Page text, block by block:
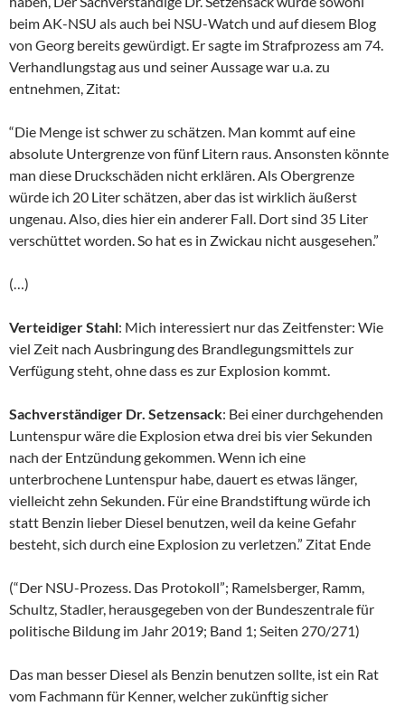
beim AK-NSU als auch bei NSU-Watch und auf diesem Blog
von Georg bereits gewürdigt. Er sagte im Strafprozess am 74.
Verhandlungstag aus und seiner Aussage war u.a. zu
entnehmen, Zitat:
“Die Menge ist schwer zu schätzen. Man kommt auf eine
absolute Untergrenze von fünf Litern raus. Ansonsten könnte
man diese Druckschäden nicht erklären. Als Obergrenze
würde ich 20 Liter schätzen, aber das ist wirklich äußerst
ungenau. Also, dies hier ein anderer Fall. Dort sind 35 Liter
verschüttet worden. So hat es in Zwickau nicht ausgesehen.”
(…)
Verteidiger Stahl: Mich interessiert nur das Zeitfenster: Wie
viel Zeit nach Ausbringung des Brandlegungsmittels zur
Verfügung steht, ohne dass es zur Explosion kommt.
Sachverständiger Dr. Setzensack: Bei einer durchgehenden
Luntenspur wäre die Explosion etwa drei bis vier Sekunden
nach der Entzündung gekommen. Wenn ich eine
unterbrochene Luntenspur habe, dauert es etwas länger,
vielleicht zehn Sekunden. Für eine Brandstiftung würde ich
statt Benzin lieber Diesel benutzen, weil da keine Gefahr
besteht, sich durch eine Explosion zu verletzen.” Zitat Ende
(“Der NSU-Prozess. Das Protokoll”; Ramelsberger, Ramm,
Schultz, Stadler, herausgegeben von der Bundeszentrale für
politische Bildung im Jahr 2019; Band 1; Seiten 270/271)
Das man besser Diesel als Benzin benutzen sollte, ist ein Rat
vom Fachmann für Kenner, welcher zukünftig sicher